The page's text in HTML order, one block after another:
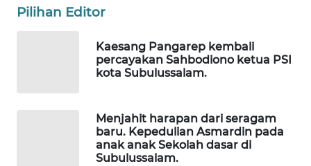
Pilihan Editor
Kaesang Pangarep kembali
percayakan Sahbodiono ketua PSI
kota Subulussalam.
Menjahit harapan dari seragam
baru. Kepedulian Asmardin pada
anak anak Sekolah dasar di
Subulussalam.
WAHANA
HEALTH
WISATA